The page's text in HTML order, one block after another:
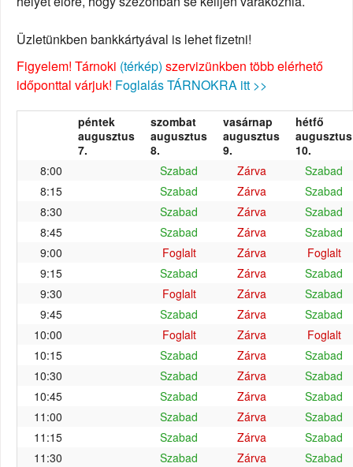
Üzletünkben bankkártyával is lehet fizetni!
Figyelem! Tárnoki (térkép) szervizünkben több elérhető
időponttal várjuk! Foglalás TÁRNOKRA itt >>
péntek
augusztus
7.
szombat
augusztus
8.
vasárnap
augusztus
9.
hétfő
augusztus
10.
8:00
Szabad Zárva
Szabad
8:15
Szabad Zárva
Szabad
8:30
Szabad Zárva
Szabad
8:45
Szabad Zárva
Szabad
9:00
Foglalt Zárva
Foglalt
9:15
Szabad Zárva
Szabad
9:30
Foglalt Zárva
Szabad
9:45
Szabad Zárva
Szabad
10:00
Foglalt Zárva
Foglalt
10:15
Szabad Zárva
Szabad
10:30
Szabad Zárva
Szabad
10:45
Szabad Zárva
Szabad
11:00
Szabad Zárva
Szabad
11:15
Szabad Zárva
Szabad
11:30
Szabad Zárva
Szabad